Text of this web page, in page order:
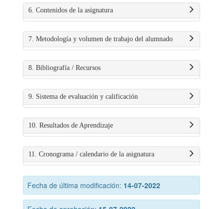
6. Contenidos de la asignatura
7. Metodología y volumen de trabajo del alumnado
8. Bibliografía / Recursos
9. Sistema de evaluación y calificación
10. Resultados de Aprendizaje
11. Cronograma / calendario de la asignatura
Fecha de última modificación: 14-07-2022